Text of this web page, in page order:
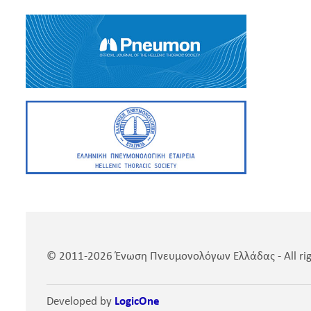
© 2011-2026 Ένωση Πνευμονολόγων Ελλάδας - All
Developed by LogicOne